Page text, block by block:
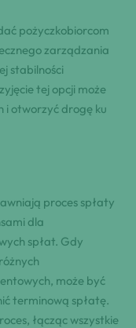
pożyczkobiorcom
zarządzania
stabilności
tej opcji może
i otworzyć drogę ku
proces spłaty
dla
spłat. Gdy
może być
terminową spłatę.
łącząc wszystkie